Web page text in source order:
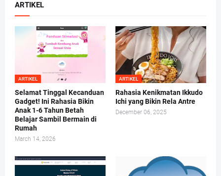
ARTIKEL
ARTIKEL
Selamat Tinggal Kecanduan
Gadget! Ini Rahasia Bikin
Anak 1-6 Tahun Betah
Belajar Sambil Bermain di
Rumah
March 14, 2026
ARTIKEL
Rahasia Kenikmatan Ikkudo
Ichi yang Bikin Rela Antre
December 06, 2025